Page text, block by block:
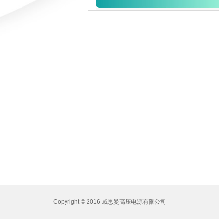
Copyright © 2015 咸阳威思曼高压电源有限公司
Copyright © 2016 威思曼高压电源有限公司